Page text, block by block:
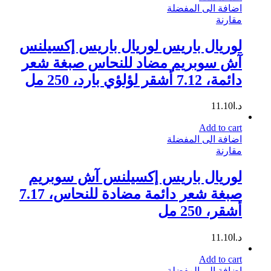
اضافة الى المفضلة
مقارنة
لوريال باريس لوريال باريس إكسيلنس
آش سوبريم مضاد للنحاس صبغة شعر
دائمة، 7.12 أشقر لؤلؤي بارد، 250 مل
د.ا 11.10
Add to cart
اضافة الى المفضلة
مقارنة
لوريال باريس إكسيلنس آش سوبريم
صبغة شعر دائمة مضادة للنحاس، 7.17
أشقر، 250 مل
د.ا 11.10
Add to cart